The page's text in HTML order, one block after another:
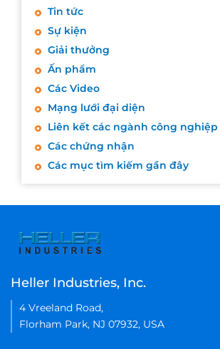
Tin tức
Sự kiện
Giải thưởng
Ấn phẩm
Các Video
Mạng lưới đại diện
Liên kết các ngành công nghiệp
Các chứng nhận
Các mục tìm kiếm gần đây
Heller Industries, Inc.
4 Vreeland Road,
Florham Park, NJ 07932, USA